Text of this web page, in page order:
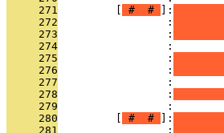
     271
# # ]:
     272
                 :
     273
                 :
     274
:
     275
                 :
     276
                 :
     277
:
     278
                 :
     279
:
     280
# # ]:
     281
                 :